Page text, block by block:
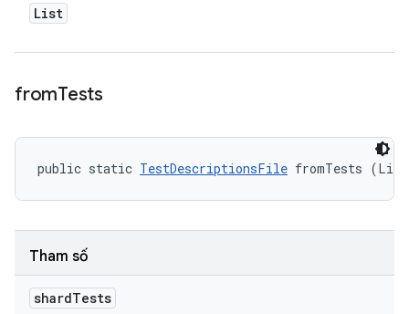
List
fromTests
public static TestDescriptionsFile fromTests
Tham số
shardTests